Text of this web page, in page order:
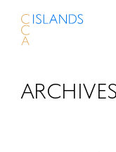
ABOUT
ARCHIVES